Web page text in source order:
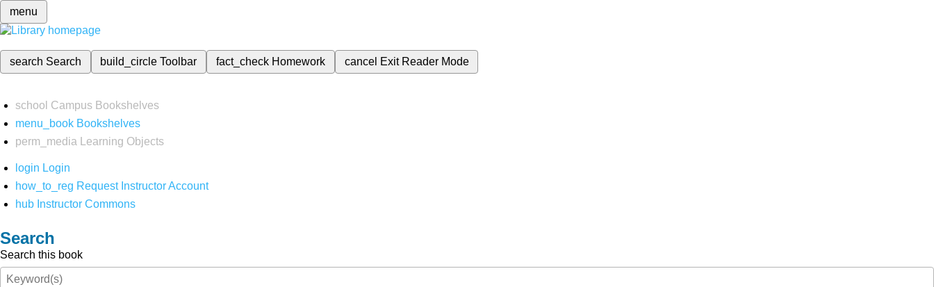
menu
search Search build_circleToolbar fact_check Homework cancel Exit Reader Mode
school Campus Bookshelves
menu_book Bookshelves
perm_media
Learning Objects
login Login
how_to_reg Request Instructor Account
hub Instructor Commons
Search
Search this book